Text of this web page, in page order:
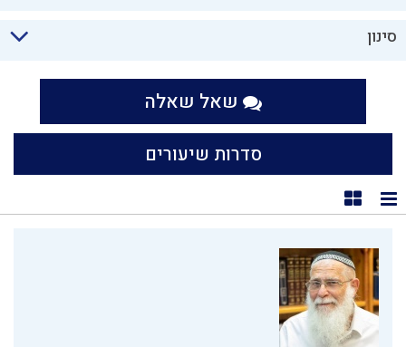
סינון
שאל שאלה
סדרות שיעורים
תצוגת רשימה
תצוגת קוביות